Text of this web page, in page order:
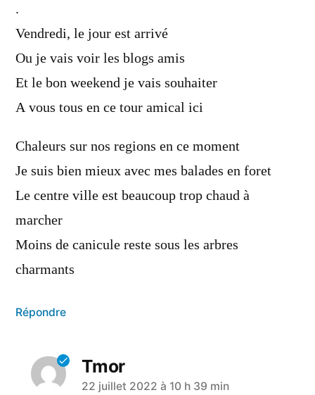
.
Vendredi, le jour est arrivé
Ou je vais voir les blogs amis
Et le bon weekend je vais souhaiter
A vous tous en ce tour amical ici
Chaleurs sur nos regions en ce moment
Je suis bien mieux avec mes balades en foret
Le centre ville est beaucoup trop chaud à
marcher
Moins de canicule reste sous les arbres
charmants
Répondre
Tmor
22 juillet 2022 à 10 h 39 min